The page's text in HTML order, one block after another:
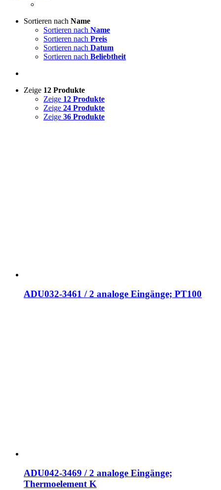
Sortieren nach Name
Sortieren nach Name
Sortieren nach Preis
Sortieren nach Datum
Sortieren nach Beliebtheit
Zeige 12 Produkte
Zeige 12 Produkte
Zeige 24 Produkte
Zeige 36 Produkte
ADU032-3461 / 2 analoge Eingänge; PT100
ADU042-3469 / 2 analoge Eingänge;
Thermoelement K